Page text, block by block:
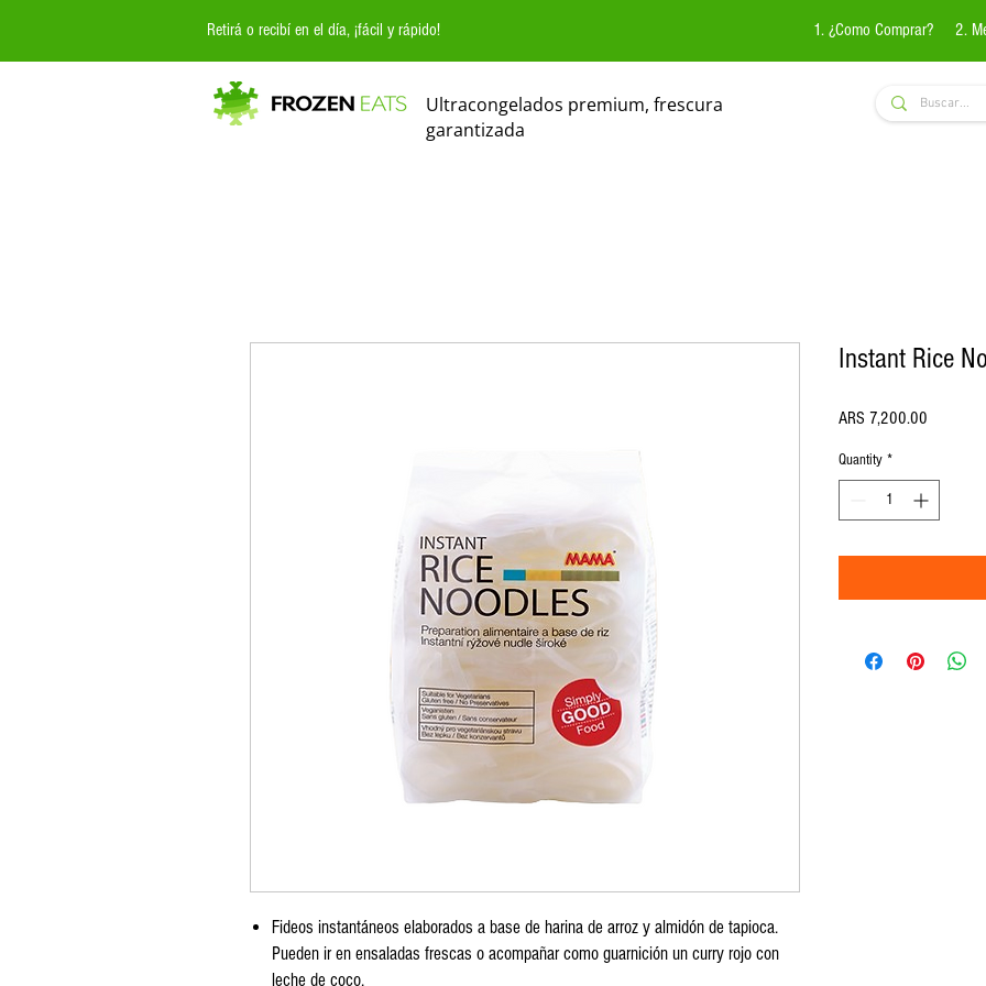
Retirá o recibí en el día, ¡fácil y rápido! 1. ¿Como Comprar? 2.
Ultracongelados premium, frescura
garantizada
Fideos instantáneos elaborados a base de harina de arroz y almidón de tapioca.
Pueden ir en ensaladas frescas o acompañar como guarnición un curry rojo con
leche de coco.
Instant Rice
ARS 7,200.00
Quantity *